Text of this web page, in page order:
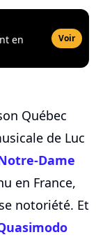
en
Voir
Québec
de Luc
Dame
en France,
notoriété. Et